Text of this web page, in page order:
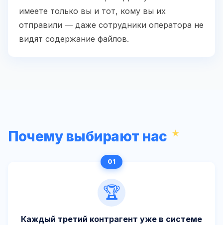
имеете только вы и тот, кому вы их
отправили — даже сотрудники оператора не
видят содержание файлов.
Почему выбирают нас
🏆
Каждый третий контрагент уже в системе